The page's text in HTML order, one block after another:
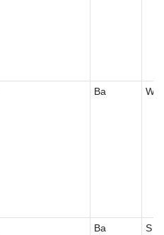
Ba W
Ba S